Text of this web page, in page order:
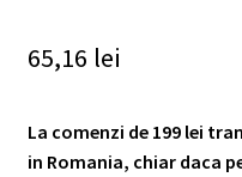
65,16 lei
La comenzi de 199 lei
in Romania, chiar daca